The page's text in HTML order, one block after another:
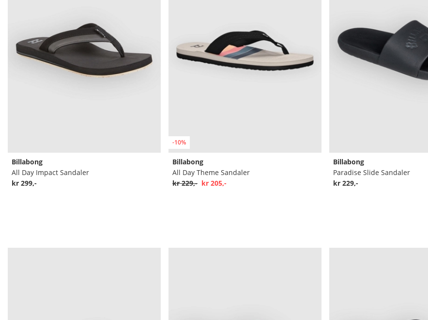
Billabong
All Day Impact Sandaler
kr 299,-
-10%
Billabong
All Day Theme Sandaler
kr 229,- kr 205,-
Billabong
Paradise Slide Sandaler
kr 229,-